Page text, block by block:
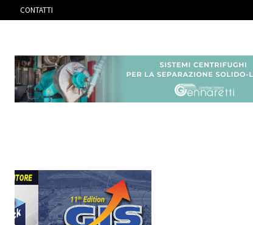
CONTATTI